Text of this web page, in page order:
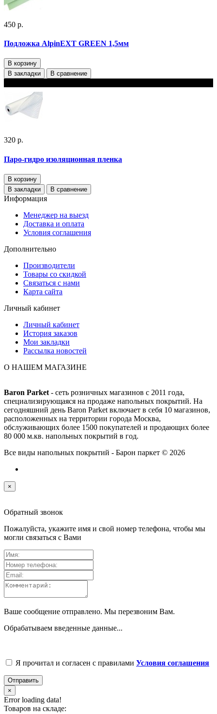
450 р.
Подложка AlpinEXT GREEN 1,5мм
В корзину
В закладки
В сравнение
320 р.
Паро-гидро изоляционная пленка
В корзину
В закладки
В сравнение
Информация
Менеджер на выезд
Доставка и оплата
Условия соглашения
Дополнительно
Производители
Товары со скидкой
Связаться с нами
Карта сайта
Личный кабинет
Личный кабинет
История заказов
Мои закладки
Рассылка новостей
О НАШЕМ МАГАЗИНЕ
Baron Parket - сеть розничных магазинов с 2011 года,
специализирующаяся на продаже напольных покрытий. На
сегодняшний день Baron Parket включает в себя 10 магазинов,
расположенных на территории города Москва,
обслуживающих более 1500 покупателей и продающих более
80 000 м.кв. напольных покрытий в год.
Все виды напольных покрытий - Барон паркет © 2026
×
Обратный звонок
Пожалуйста, укажите имя и свой номер телефона, чтобы мы
могли связаться с Вами
Ваше сообщение отправлено. Мы перезвоним Вам.
Обрабатываем введенные данные...
Я прочитал и согласен с правилами Условия соглашения
Отправить
×
Error loading data!
Товаров на складе: